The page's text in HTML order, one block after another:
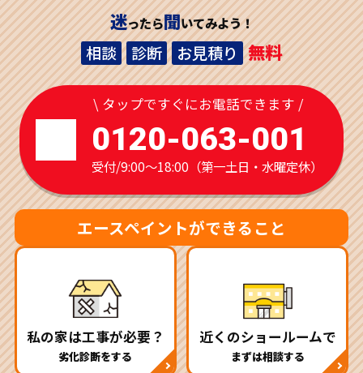
迷ったら聞いてみよう！
相談 診断 お見積り 無料
\ タップですぐにお電話できます /
0120-063-001
受付/9:00～18:00（第一土日・水曜定休）
エースペイントができること
私の家は工事が必要？
劣化診断をする
近くのショールームで
まずは相談する